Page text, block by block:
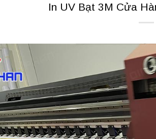
In UV Bạt 3M Cửa